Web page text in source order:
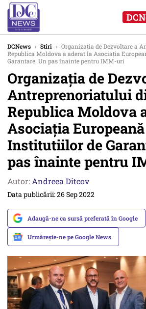
DCNews › Stiri › Organizația de Dezvoltare a
Republica Moldova a aderat la Asociația
Garantare. Un pas înainte pentru IMM-uri
Organizația de
Antreprenoriatului
Republica Moldova
Asociația
Institutiilor de
pas înainte pentru
Autor: Andreea Ditcov
Data publicării: 26 Sep 2022
Adaugă-ne ca sursă preferată în Google
Urmărește-ne pe Google News